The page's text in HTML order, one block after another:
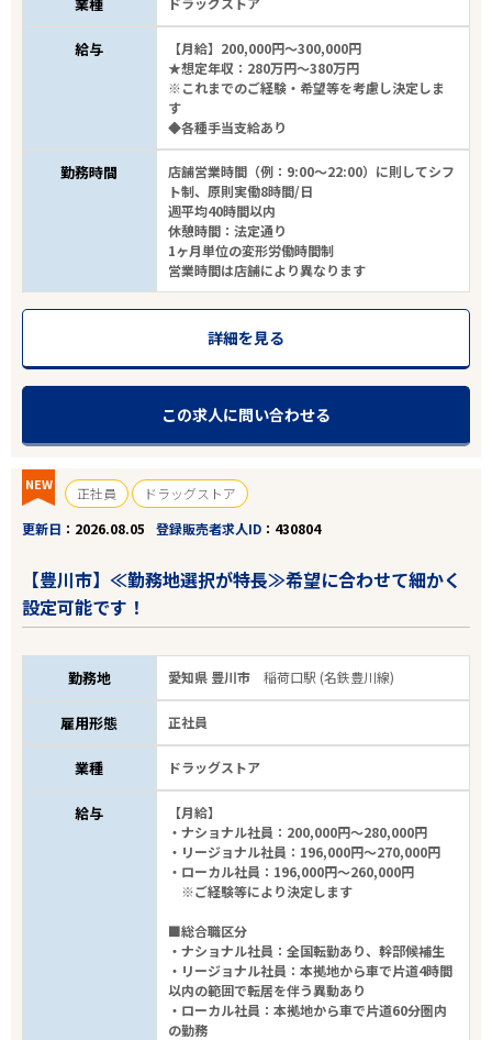
16件から検索する
給与
【月給】200,000円～300,000円
★想定年収：280万円～380万円
※これまでのご経験・希望等を考慮し決定しま
す
◆各種手当支給あり
勤務時間
店舗営業時間（例：9:00～22:00）に則してシフ
ト制、原則実働8時間/日
週平均40時間以内
休憩時間：法定通り
1ヶ月単位の変形労働時間制
営業時間は店舗により異なります
詳細を見る
この求人に問い合わせる
NEW 正社員
ドラッグストア
更新日
2026.08.05 登録販売者求人ID 430804
【豊川市】≪勤務地選択が特長≫希望に合わせて細かく
設定可能です！
勤務地 愛知県 豊川市稲荷口駅 (名鉄豊川線)
雇用形態 正社員
業種 ドラッグストア
給与
【月給】
・ナショナル社員：200,000円～280,000円
・リージョナル社員：196,000円～270,000円
・ローカル社員：196,000円～260,000円
※ご経験等により決定します
■総合職区分
・ナショナル社員：全国転勤あり、幹部候補生
・リージョナル社員：本拠地から車で片道4時間
以内の範囲で転居を伴う異動あり
・ローカル社員：本拠地から車で片道60分圏内
の勤務